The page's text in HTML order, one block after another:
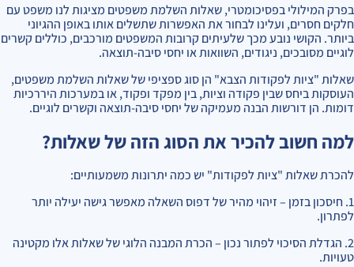
בפרק המילולי בפסיכומטרי, שאלות השלמת משפטים מציגות לנו משפט עם
חלקים חסרים, ועלינו לבחור את האפשרות שתשלים אותו באופן ההגיוני
ביותר. הקושי נובע מכך שלעיתים קרובות המשפטים מורכבים, כוללים קשרים
לוגיים מסובכים, ניגודים, השוואות או יחסי סיבה-תוצאה.
שאלות "ציות לפקודות הצבא" הן סוג ספציפי של שאלות השלמת משפטים,
העוסקות ביחס שבין פקודה וציות, בין מפקד ופקוד, או במערכות היררכיות
דומות. הן דורשות הבנה מעמיקה של יחסי סיבה-תוצאה וקשרים לוגיים.
למה חשוב להכיר את הסוג הזה של שאלות?
להכרת שאלות "ציות לפקודות" יש כמה יתרונות משמעותיים:
1. חיסכון בזמן – זיהוי מהיר של דפוס השאלה מאפשר גישה יעילה יותר
לפתרון.
2. הגדלת הסיכוי לפתור נכון – הכרת המבנה הלוגי של שאלות אלו מקטינה
טעויות.